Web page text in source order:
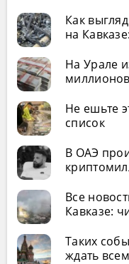
Как
на
На Урале
Не ешьте
список
В ОАЭ
Все
Кавказе:
Таких
ждать